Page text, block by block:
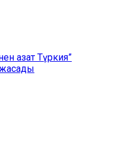
азат Түркия”